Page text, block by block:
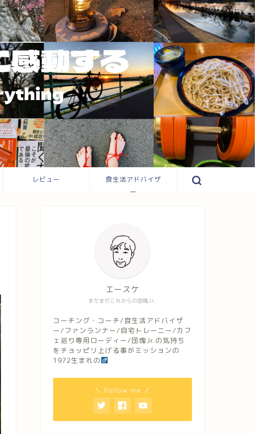
レビュー
食生活アドバイザ
ー
まだまだこれからの団塊Jr.
エースケ
コーチング・コーチ/食生活アドバイザ
ー/ファンランナー/自宅トレーニー/カフ
ェ巡り専用ローディー/団塊Jr.の気持ち
をチョッピリ上げる事がミッションの
1972生まれの
＼ Follow me ／